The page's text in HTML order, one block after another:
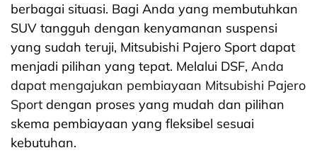
berbagai situasi. Bagi Anda yang membutuhkan
SUV tangguh dengan kenyamanan suspensi
yang sudah teruji, Mitsubishi Pajero Sport dapat
menjadi pilihan yang tepat. Melalui DSF, Anda
dapat mengajukan pembiayaan Mitsubishi Pajero
Sport dengan proses yang mudah dan pilihan
skema pembiayaan yang fleksibel sesuai
kebutuhan.